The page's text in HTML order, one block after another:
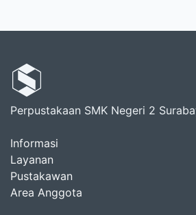
Perpustakaan SMK Negeri 2
Informasi
Layanan
Pustakawan
Area Anggota